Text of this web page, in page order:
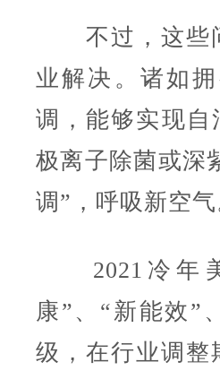
不过，这些问
业解决。诸如
调，能够实现
极离子除菌或深
调”，呼吸新空气
2021冷年美
康”、“新能效”
级，在行业调整